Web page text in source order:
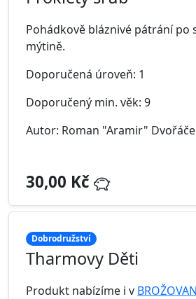
Pohádkově bláznivé pátrání po
mýtině.
Doporučená úroveň: 1
Doporučený min. věk: 9
Autor: Roman "Aramir"
30,00 Kč
Dobrodružství
Tharmovy Děti
Produkt nabízíme i v